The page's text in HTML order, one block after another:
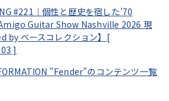
#221｜個性と歴史を宿した’70
Guitar Show Nashville 2026 現
by ベースコレクション】[
]
"Fender"のコンテンツ一覧